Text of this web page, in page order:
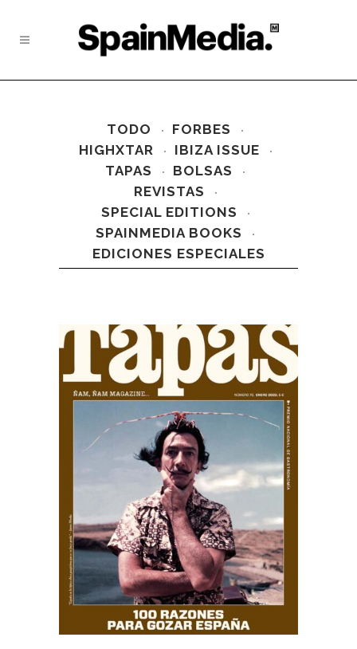
TODO
FORBES
HIGHXTAR
IBIZA ISSUE
TAPAS
BOLSAS
REVISTAS
SPECIAL EDITIONS
SPAINMEDIA BOOKS
EDICIONES ESPECIALES